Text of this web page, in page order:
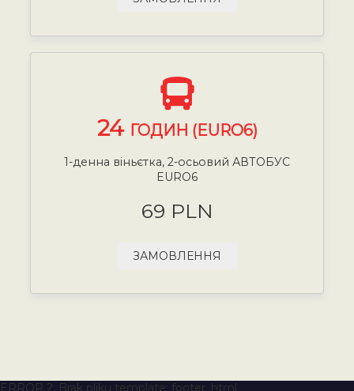
24 ГОДИН (EURO6)
1-денна віньєтка, 2-осьовий АВТОБУС
EURO6
69 PLN
ЗАМОВЛЕННЯ
ERROR 2: Brak pliku template: footer_html